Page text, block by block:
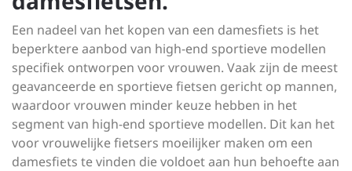
Een nadeel van het kopen van een damesfiets is het
beperktere aanbod van high-end sportieve modellen
specifiek ontworpen voor vrouwen. Vaak zijn de meest
geavanceerde en sportieve fietsen gericht op mannen,
waardoor vrouwen minder keuze hebben in het
segment van high-end sportieve modellen. Dit kan het
voor vrouwelijke fietsers moeilijker maken om een
damesfiets te vinden die voldoet aan hun behoefte aan